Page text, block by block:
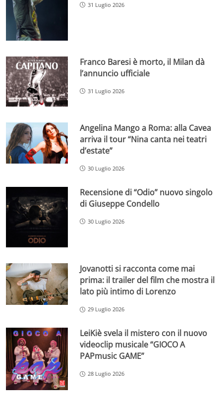
31 Luglio 2026
Franco Baresi è morto, il Milan dà
l’annuncio ufficiale
31 Luglio 2026
Angelina Mango a Roma: alla Cavea
arriva il tour “Nina canta nei teatri
d’estate”
30 Luglio 2026
Recensione di “Odio” nuovo singolo
di Giuseppe Condello
30 Luglio 2026
Jovanotti si racconta come mai
prima: il trailer del film che mostra il
lato più intimo di Lorenzo
29 Luglio 2026
LeiKiè svela il mistero con il nuovo
videoclip musicale “GIOCO A
PAPmusic GAME”
28 Luglio 2026